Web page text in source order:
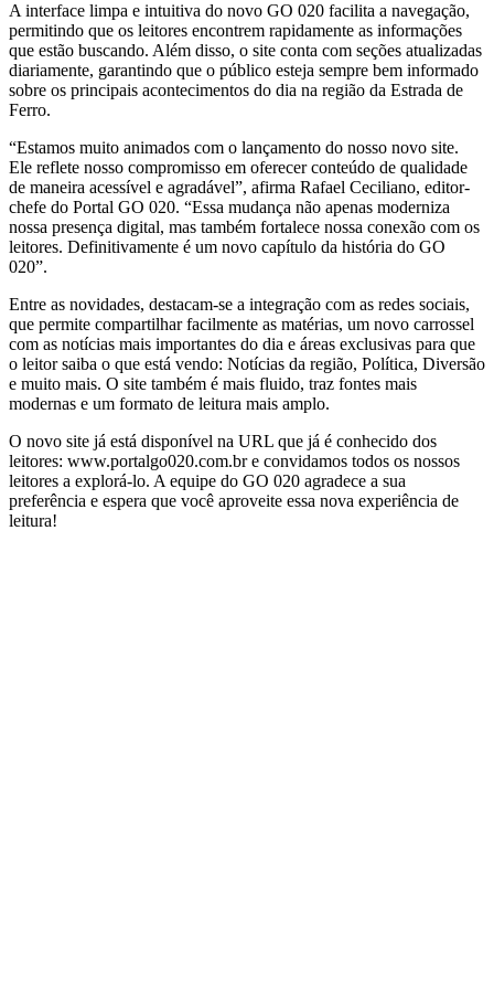
A interface limpa e intuitiva do novo GO 020 facilita a navegação,
permitindo que os leitores encontrem rapidamente as informações
que estão buscando. Além disso, o site conta com seções atualizadas
diariamente, garantindo que o público esteja sempre bem informado
sobre os principais acontecimentos do dia na região da Estrada de
Ferro.
“Estamos muito animados com o lançamento do nosso novo site.
Ele reflete nosso compromisso em oferecer conteúdo de qualidade
de maneira acessível e agradável”, afirma Rafael Ceciliano, editor-
chefe do Portal GO 020. “Essa mudança não apenas moderniza
nossa presença digital, mas também fortalece nossa conexão com os
leitores. Definitivamente é um novo capítulo da história do GO
020”.
Entre as novidades, destacam-se a integração com as redes sociais,
que permite compartilhar facilmente as matérias, um novo carrossel
com as notícias mais importantes do dia e áreas exclusivas para que
o leitor saiba o que está vendo: Notícias da região, Política, Diversão
e muito mais. O site também é mais fluido, traz fontes mais
modernas e um formato de leitura mais amplo.
O novo site já está disponível na URL que já é conhecido dos
leitores: www.portalgo020.com.br e convidamos todos os nossos
leitores a explorá-lo. A equipe do GO 020 agradece a sua
preferência e espera que você aproveite essa nova experiência de
leitura!